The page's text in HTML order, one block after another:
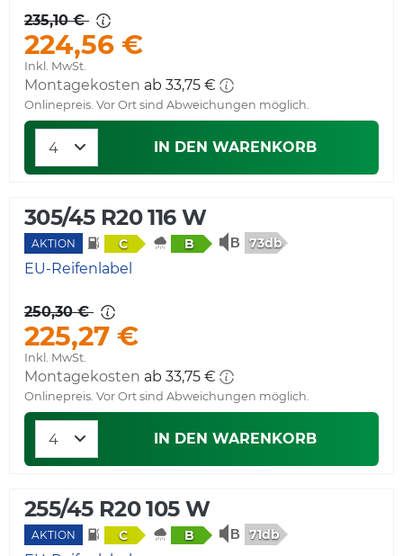
235,10 €
224,56 €
Inkl. MwSt.
Montagekosten ab 33,75 €
Onlinepreis. Vor Ort sind Abweichungen möglich.
IN DEN WARENKORB
305/45 R20 116 W
AKTION C B 73db
EU-Reifenlabel
250,30 €
225,27 €
Inkl. MwSt.
Montagekosten ab 33,75 €
Onlinepreis. Vor Ort sind Abweichungen möglich.
IN DEN WARENKORB
255/45 R20 105 W
AKTION C B 71db